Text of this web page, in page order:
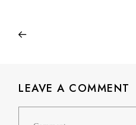
LEAVE A COMMENT